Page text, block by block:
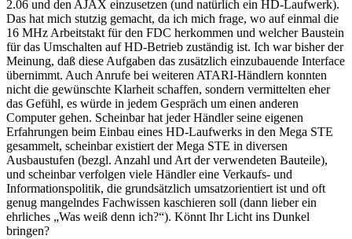
2.06 und den AJAX einzusetzen (und natürlich ein HD-Laufwerk).
Das hat mich stutzig gemacht, da ich mich frage, wo auf einmal die
16 MHz Arbeitstakt für den FDC herkommen und welcher Baustein
für das Umschalten auf HD-Betrieb zuständig ist. Ich war bisher der
Meinung, daß diese Aufgaben das zusätzlich einzubauende Interface
übernimmt. Auch Anrufe bei weiteren ATARI-Händlern konnten
nicht die gewünschte Klarheit schaffen, sondern vermittelten eher
das Gefühl, es würde in jedem Gespräch um einen anderen
Computer gehen. Scheinbar hat jeder Händler seine eigenen
Erfahrungen beim Einbau eines HD-Laufwerks in den Mega STE
gesammelt, scheinbar existiert der Mega STE in diversen
Ausbaustufen (bezgl. Anzahl und Art der verwendeten Bauteile),
und scheinbar verfolgen viele Händler eine Verkaufs- und
Informationspolitik, die grundsätzlich umsatzorientiert ist und oft
genug mangelndes Fachwissen kaschieren soll (dann lieber ein
ehrliches „Was weiß denn ich?“). Könnt Ihr Licht ins Dunkel
bringen?